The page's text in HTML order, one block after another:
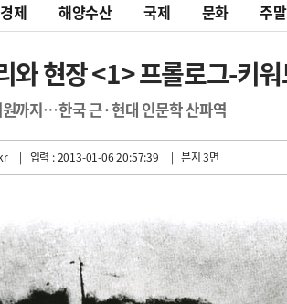
경제 해양수산 국제 문화 주
와 현장 <1> 프롤로그-키
까지…한국 근·현대 인문학 산파역
| 입력 : 2013-01-06 20:57:39 | 본지 3면